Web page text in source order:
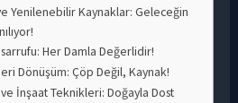
Yenilenebilir Kaynaklar: Geleceğin
Her Damla Değerlidir!
Dönüşüm: Çöp Değil, Kaynak!
İnşaat Teknikleri: Doğayla Dost